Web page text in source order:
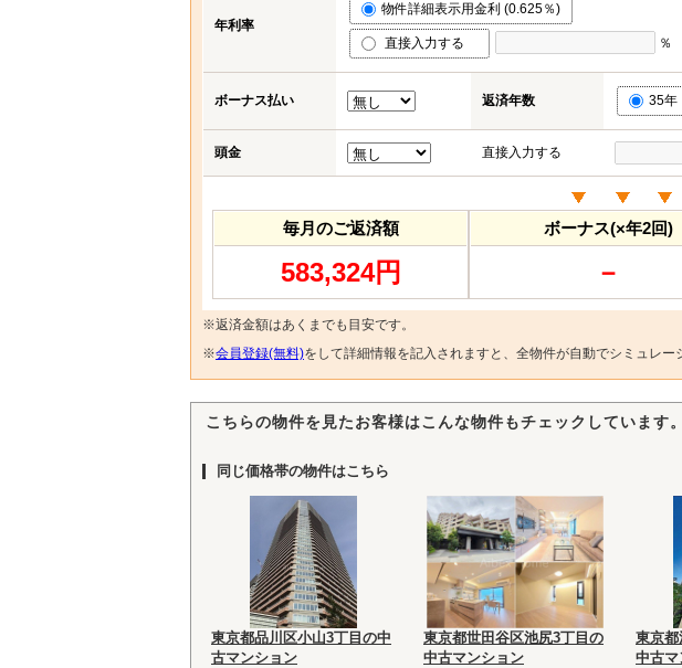
年利率
物件詳細表示用金利 (0.625％)
直接入力する ％
ボーナス払い 返済年数 35年
頭金 直接入力する
毎月のご返済額
583,324円
ボーナス(×年2回)
－
※返済金額はあくまでも目安です。
※会員登録(無料)をして詳細情報を記入されますと、全物件が自動でシミュレー
こちらの物件を見たお客様はこんな物件もチェックしています。
同じ価格帯の物件はこちら
東京都品川区小山3丁目の中
古マンション
東京都世田谷区池尻3丁目の
中古マンション
東京都
中古マ